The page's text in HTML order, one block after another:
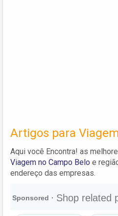
Artigos para
Aqui você Encontra! as
Viagem no Campo Belo e
endereço das empresas.